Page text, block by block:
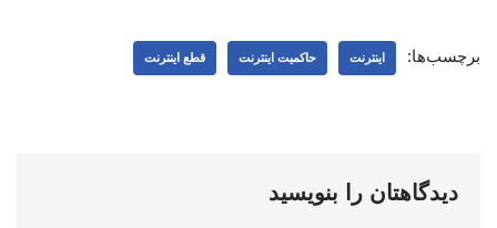
برچسب‌ها: اینترنت حاکمیت اینترنت قطع اینترنت
دیدگاهتان را بنویسید